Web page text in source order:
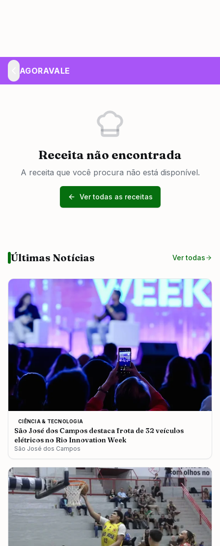
AGORAVALE
Receita não encontrada
A receita que você procura não está disponível.
Ver todas as receitas
Últimas Notícias Ver todas
CIÊNCIA & TECNOLOGIA
São José dos Campos destaca frota de 32 veículos
elétricos no Rio Innovation Week
São José dos Campos